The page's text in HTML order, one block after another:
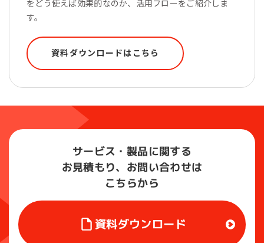
をどう使えば効果的なのか、活用フローをご紹介しま
す。
資料ダウンロードはこちら
サービス・製品に関する
お見積もり、お問い合わせは
こちらから
資料ダウンロード